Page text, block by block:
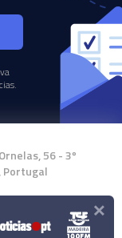
56 - 3º
Portugal
×